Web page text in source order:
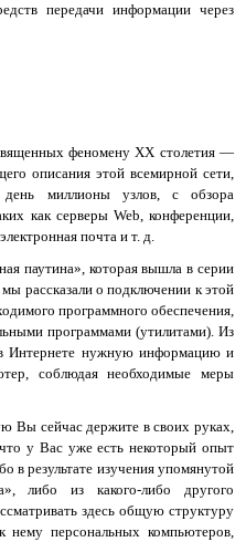
передачи информации через
феноменуXX столетия —
описания этой всемирной сети,
миллионы узлов, с обзора
как серверы Web, конференции,
почта и т. д.
паутина», которая вышла в серии
рассказали о подключении к этой
программного обеспечения,
программами (утилитами). Из
Интернете нужную информацию и
соблюдая необходимые меры
Вы сейчас держите в своих руках,
у Вас уже есть некоторый опыт
в результате изучения упомянутой
либо из какого-либо другого
здесь общую структуру
нему персональных компьютеров,